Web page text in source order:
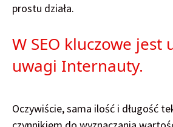
prostu działa.
W SEO kluczowe jest
uwagi Internauty.
Oczywiście, sama ilość i długość